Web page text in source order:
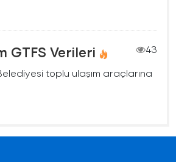
GTFS Verileri
43
toplu ulaşım araçlarına